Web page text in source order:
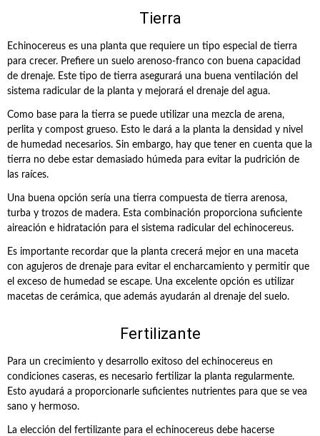
Tierra
Echinocereus es una planta que requiere un tipo especial de tierra
para crecer. Prefiere un suelo arenoso-franco con buena capacidad
de drenaje. Este tipo de tierra asegurará una buena ventilación del
sistema radicular de la planta y mejorará el drenaje del agua.
Como base para la tierra se puede utilizar una mezcla de arena,
perlita y compost grueso. Esto le dará a la planta la densidad y nivel
de humedad necesarios. Sin embargo, hay que tener en cuenta que la
tierra no debe estar demasiado húmeda para evitar la pudrición de
las raíces.
Una buena opción sería una tierra compuesta de tierra arenosa,
turba y trozos de madera. Esta combinación proporciona suficiente
aireación e hidratación para el sistema radicular del echinocereus.
Es importante recordar que la planta crecerá mejor en una maceta
con agujeros de drenaje para evitar el encharcamiento y permitir que
el exceso de humedad se escape. Una excelente opción es utilizar
macetas de cerámica, que además ayudarán al drenaje del suelo.
Fertilizante
Para un crecimiento y desarrollo exitoso del echinocereus en
condiciones caseras, es necesario fertilizar la planta regularmente.
Esto ayudará a proporcionarle suficientes nutrientes para que se vea
sano y hermoso.
La elección del fertilizante para el echinocereus debe hacerse